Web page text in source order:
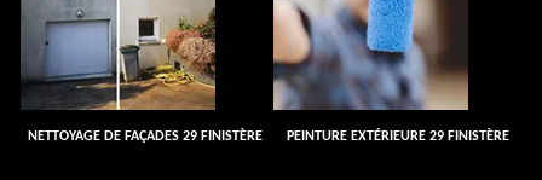
NETTOYAGE DE FAÇADES 29 FINISTÈRE PEINTURE EXTÉRIEURE 29 FINISTÈRE